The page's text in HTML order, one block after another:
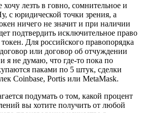
лезть в говно, сомнительное и
с юридической точки зрения, а
ничего не значит и при наличии
подтвердить исключительное право
Для российского правопорядка
или договор об отчуждении
я не думаю, что где-то пока по
паками по 5 штук, сделки
Coinbase, Portis или MetaMask.
подумать о том, какой процент
вы хотите получить от любой